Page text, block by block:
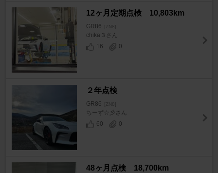
12ヶ月定期点検 10,803km
GR86 [ZN8]
chika３さん
16
0
２年点検
GR86 [ZN8]
ちーず☆彡さん
60
0
48ヶ月点検 18,700km